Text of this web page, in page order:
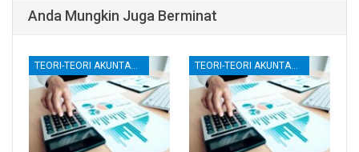
Anda Mungkin Juga Berminat
TEORI-TEORI AKUNTANSI TEORI-TEORI AKUNTANSI